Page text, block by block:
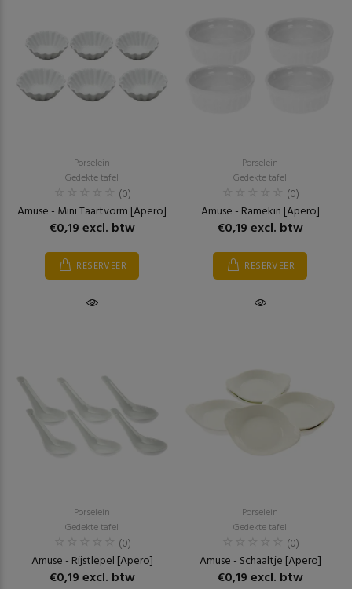
Porselein
Gedekte tafel
(0)
Amuse - Mini Taartvorm [Apero]
€0,19 excl. btw
RESERVEER
Porselein
Gedekte tafel
(0)
Amuse - Ramekin [Apero]
€0,19 excl. btw
RESERVEER
Porselein
Gedekte tafel
(0)
Amuse - Rijstlepel [Apero]
€0,19 excl. btw
Porselein
Gedekte tafel
(0)
Amuse - Schaaltje [Apero]
€0,19 excl. btw